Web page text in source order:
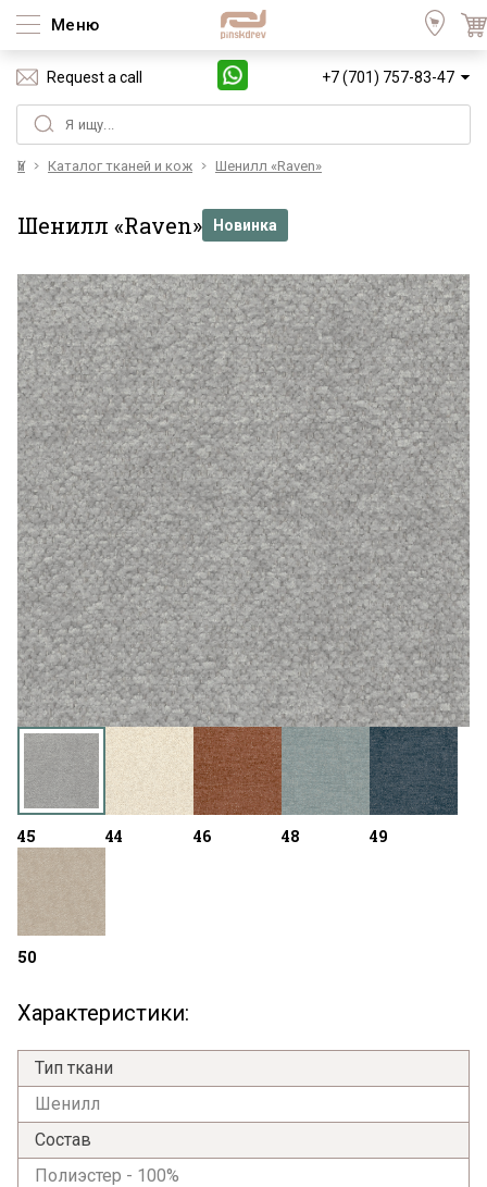
Меню
Request a call +7 (701) 757-83-47
Үй Каталог тканей и кож Шенилл «Raven»
Шенилл «Raven» Новинка
45 44 46 48 49
50
Характеристики:
Тип ткани
Шенилл
Состав
Полиэстер - 100%